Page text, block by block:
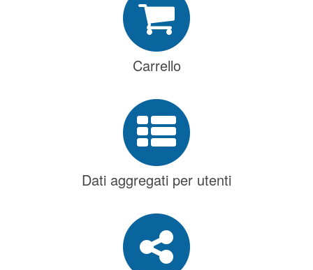
Carrello
Dati aggregati per utenti